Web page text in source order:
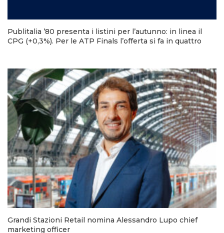
Publitalia ’80 presenta i listini per l’autunno: in linea il
CPG (+0,3%). Per le ATP Finals l’offerta si fa in quattro
Grandi Stazioni Retail nomina Alessandro Lupo chief
marketing officer